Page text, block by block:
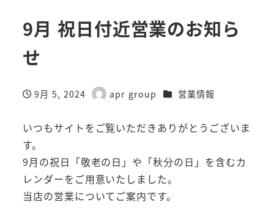
9月 祝日付近営業のお知ら
せ
投稿日
9月 5, 2024
著
apr group カテゴリー
営業情報
いつもサイトをご覧いただきありがとうございま
す。
9月の祝日「敬老の日」や「秋分の日」を含むカ
レンダーをご用意いたしました。
当店の営業についてご案内です。